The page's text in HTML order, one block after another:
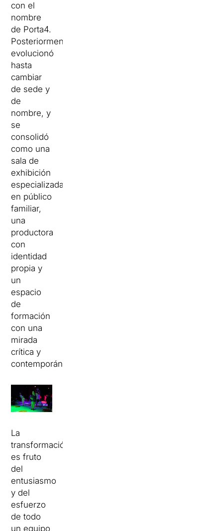
con el
nombre
de Porta4.
Posteriormente,
evolucionó
hasta
cambiar
de sede y
de
nombre, y
se
consolidó
como una
sala de
exhibición
especializada
en público
familiar,
una
productora
con
identidad
propia y
un
espacio
de
formación
con una
mirada
crítica y
contemporánea.
La
transformación
es fruto
del
entusiasmo
y del
esfuerzo
de todo
un equipo